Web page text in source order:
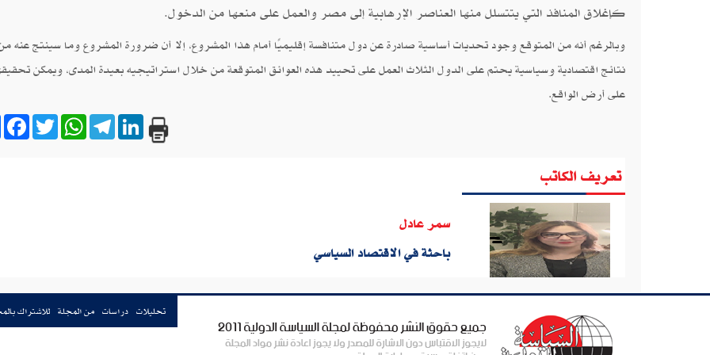
كإغلاق المنافذ التي يتتسلل منها العناصر الإرهابية إلى مصر والعمل على منعها من الدخول.
وبالرغم أنه من المتوقع وجود تحديات أساسية صادرة عن دول متنافسة إقليميًا أمام هذا المشروع، إلا أن ضرورة المشروع وما سينتج عنه
نتائج اقتصادية وسياسية يحتم على الدول الثلاث العمل على تحييد هذه العوائق المتوقعة من خلال استراتيجيه بعيدة المدى، ويمكن
على أرض الواقع.
Twitter
WhatsApp
Telegram
LinkedIn
تعريف الكاتب
سمر عادل
باحثة في الاقتصاد السياسي
تحليلات دراسات من المجلة للاشتراك